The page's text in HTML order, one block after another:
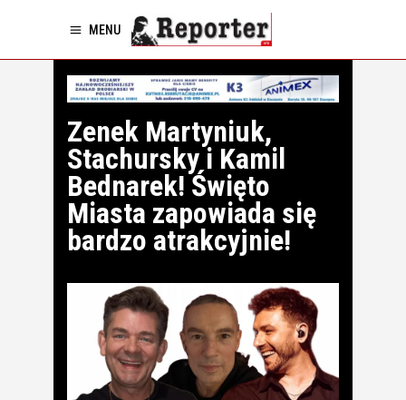
MENU
Zenek Martyniuk,
Stachursky i Kamil
Bednarek! Święto
Miasta zapowiada się
bardzo atrakcyjnie!